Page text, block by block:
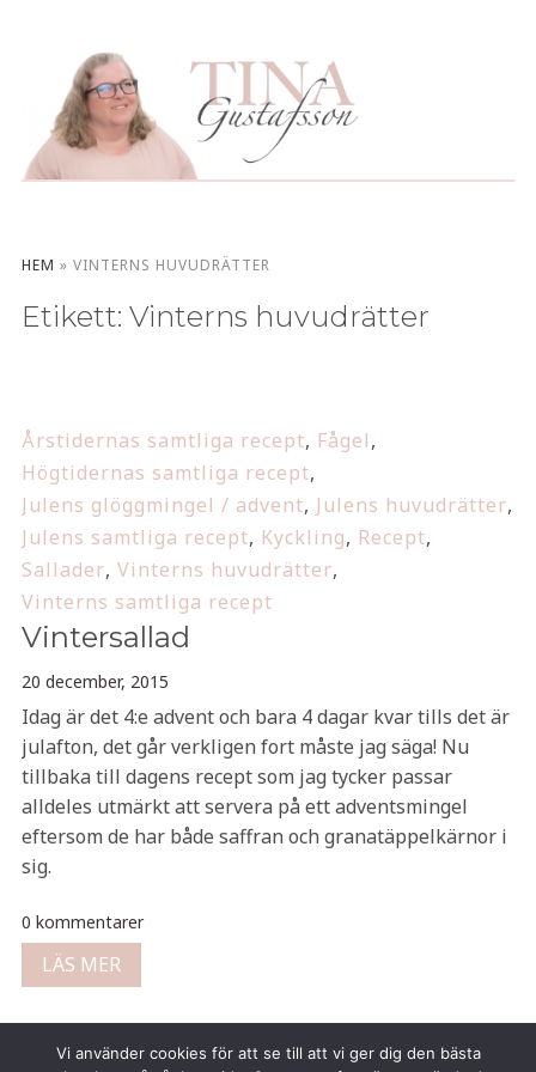
HEM » VINTERNS HUVUDRÄTTER
Etikett: Vinterns huvudrätter
Årstidernas samtliga recept, Fågel,
Högtidernas samtliga recept,
Julens glöggmingel / advent, Julens huvudrätter,
Julens samtliga recept, Kyckling, Recept,
Sallader, Vinterns huvudrätter,
Vinterns samtliga recept
Vintersallad
20 december, 2015
Idag är det 4:e advent och bara 4 dagar kvar tills det är
julafton, det går verkligen fort måste jag säga! Nu
tillbaka till dagens recept som jag tycker passar
alldeles utmärkt att servera på ett adventsmingel
eftersom de har både saffran och granatäppelkärnor i
sig.
0 kommentarer
LÄS MER
Vi använder cookies för att se till att vi ger dig den bästa